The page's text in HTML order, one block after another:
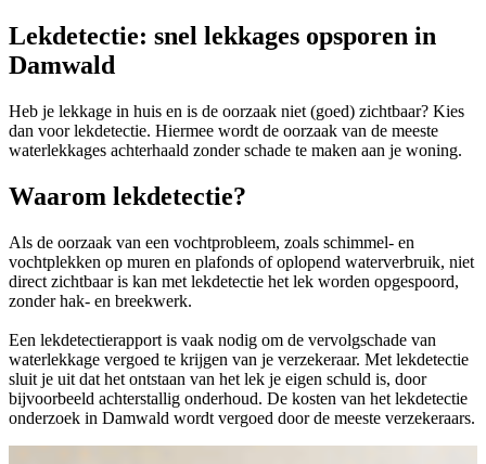
Lekdetectie: snel lekkages opsporen in
Damwald
Heb je lekkage in huis en is de oorzaak niet (goed) zichtbaar? Kies
dan voor lekdetectie. Hiermee wordt de oorzaak van de meeste
waterlekkages achterhaald zonder schade te maken aan je woning.
Waarom lekdetectie?
Als de oorzaak van een vochtprobleem, zoals schimmel- en
vochtplekken op muren en plafonds of oplopend waterverbruik, niet
direct zichtbaar is kan met lekdetectie het lek worden opgespoord,
zonder hak- en breekwerk.
Een lekdetectierapport is vaak nodig om de vervolgschade van
waterlekkage vergoed te krijgen van je verzekeraar. Met lekdetectie
sluit je uit dat het ontstaan van het lek je eigen schuld is, door
bijvoorbeeld achterstallig onderhoud. De kosten van het lekdetectie
onderzoek in Damwald wordt vergoed door de meeste verzekeraars.